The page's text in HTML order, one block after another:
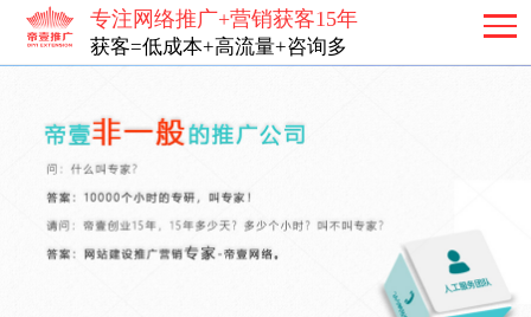
专注网络推广+营销获客15年
获客=低成本+高流量+咨询多